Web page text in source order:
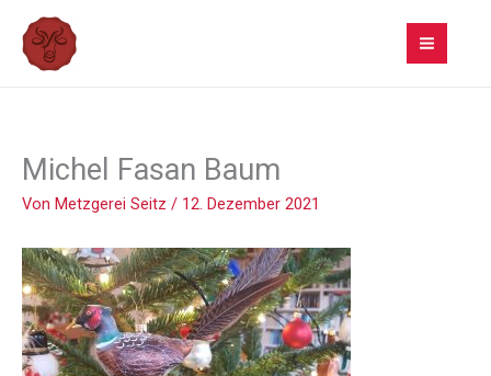
Inhalt
springen
Michel Fasan Baum
Von Metzgerei Seitz / 12. Dezember 2021